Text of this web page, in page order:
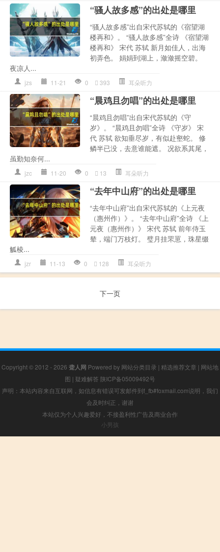
“骚人故多感”的出处是哪里
“骚人故多感”出自宋代苏轼的《宿望湖
楼再和》。 “骚人故多感”全诗 《宿望湖
楼再和》 宋代 苏轼 新月如佳人，出海
初弄色。 娟娟到湖上，潋潋摇空碧。
夜凉人...
jzs 11-21 0 393 耳朵听力
“晨鸡且勿唱”的出处是哪里
“晨鸡且勿唱”出自宋代苏轼的《守
岁》。 “晨鸡且勿唱”全诗 《守岁》 宋
代 苏轼 欲知垂尽岁，有似赴壑蛇。 修
鳞半已没，去意谁能遮。 况欲系其尾，
虽勤知奈何...
jzc 11-20 0 13 耳朵听力
“去年中山府”的出处是哪里
“去年中山府”出自宋代苏轼的《上元夜
（惠州作）》。 “去年中山府”全诗 《上
元夜（惠州作）》 宋代 苏轼 前年侍玉
辇，端门万枝灯。 璧月挂罘罳，珠星缀
觚棱...
jzr 11-13 0 128 耳朵听力
下一页
Copyright © 2012 - 2026 聋人网 Powered by 网站分类目录 | 精选推荐文章 | 网站地
图 | 疑难解答 陕ICP备05009492号
声明：本站内容来自互联网，如信息有错误可发邮件到f_fb#foxmail.com说明，我们
会及时纠正，谢谢
本站仅为个人兴趣爱好，不接盈利性广告及商业合作
小男孩